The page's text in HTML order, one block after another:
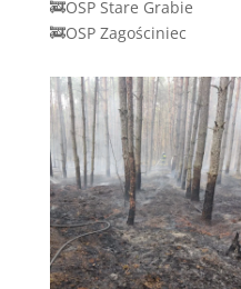
🚒OSP Stare Grabie
🚒OSP Zagościniec